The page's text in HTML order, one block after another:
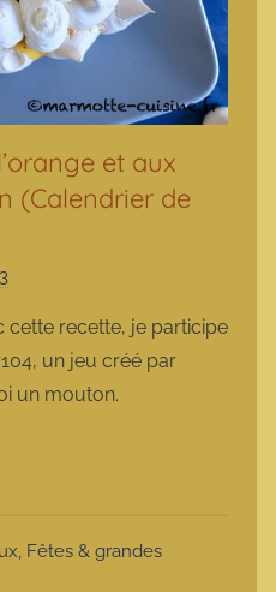
et aux
(Calendrier de
r
m
a
t
cette recette, je participe
un jeu créé par
un mouton.
, Fêtes & grandes